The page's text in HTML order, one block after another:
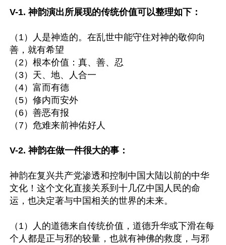
V-1. 神韵演出所展现的传统价值可以整理如下：
（1）人是神造的。在乱世中能守住对神的敬仰向
善，就有希望
（2）根本价值：真、善、忍
（3）天、地、人合一
（4）富而有德
（5）修内而安外
（6）善恶有报
（7）危难来前神佑好人
V-2. 神韵在做一件很大的事：
神韵在复兴共产党渗透和控制中国大陆以前的中华
文化！这个文化直接关系到十几亿中国人民的命
运，也决定著与中国相关的世界的未来。
（1）人的道德来自传统价值，道德升华或下滑在每
个人都是正与邪的较量，也就有神佛的救度，与邪